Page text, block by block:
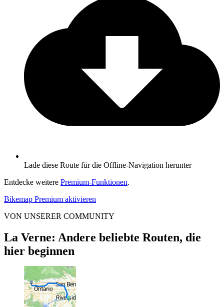
Lade diese Route für die Offline-Navigation herunter
Entdecke weitere Premium-Funktionen.
Bikemap Premium aktivieren
VON UNSERER COMMUNITY
La Verne: Andere beliebte Routen, die
hier beginnen